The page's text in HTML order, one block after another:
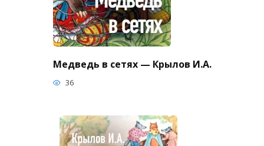
Медведь в сетях — Крылов И.А.
36